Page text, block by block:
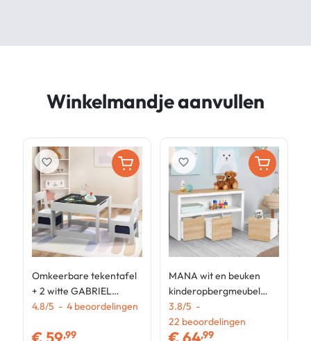
Winkelmandje aanvullen
Omkeerbare tekentafel
+ 2 witte GABRIEL
stoelen met
4.8/5 - 4 beoordelingen
,99
favorite_border
MANA wit en beuken
kinderopbergmeubel
met 3 kubusladen op
wieltjes
3.8/5 -
22 beoordelingen
,99
favorite_border